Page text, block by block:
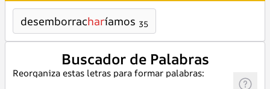
desemborracharíamos 35
Buscador de Palabras
Reorganiza estas letras para formar palabras: